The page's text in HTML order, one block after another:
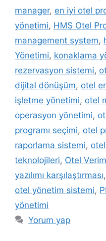
manager, en iyi otel
yönetimi, HMS Otel
management system,
Yönetimi, konaklama
rezervasyon sistemi,
dijital dönüşüm, otel
işletme yönetimi, otel
operasyon yönetimi,
programı seçimi, otel
raporlama sistemi,
teknolojileri, Otel
yazılımı karşılaştırması,
otel yönetim sistemi,
yönetimi
Yorum yap